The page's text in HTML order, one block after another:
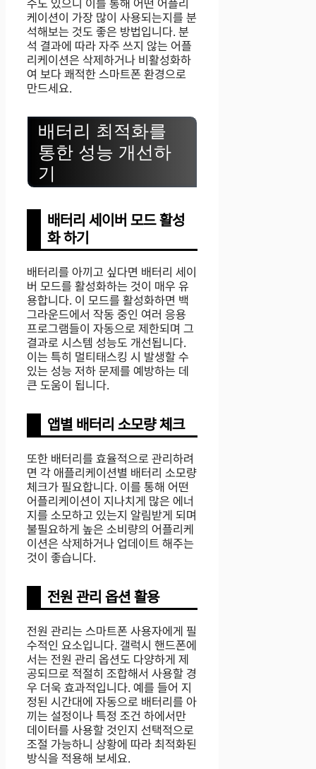
수도 있으니 이를 통해 어떤 어플리
케이션이 가장 많이 사용되는지를 분
석해보는 것도 좋은 방법입니다. 분
석 결과에 따라 자주 쓰지 않는 어플
리케이션은 삭제하거나 비활성화하
여 보다 쾌적한 스마트폰 환경으로
만드세요.
배터리 최적화를
통한 성능 개선하
기
배터리 세이버 모드 활성
화 하기
배터리를 아끼고 싶다면 배터리 세이
버 모드를 활성화하는 것이 매우 유
용합니다. 이 모드를 활성화하면 백
그라운드에서 작동 중인 여러 응용
프로그램들이 자동으로 제한되며 그
결과로 시스템 성능도 개선됩니다.
이는 특히 멀티태스킹 시 발생할 수
있는 성능 저하 문제를 예방하는 데
큰 도움이 됩니다.
앱별 배터리 소모량 체크
또한 배터리를 효율적으로 관리하려
면 각 애플리케이션별 배터리 소모량
체크가 필요합니다. 이를 통해 어떤
어플리케이션이 지나치게 많은 에너
지를 소모하고 있는지 알림받게 되며
불필요하게 높은 소비량의 어플리케
이션은 삭제하거나 업데이트 해주는
것이 좋습니다.
전원 관리 옵션 활용
전원 관리는 스마트폰 사용자에게 필
수적인 요소입니다. 갤럭시 핸드폰에
서는 전원 관리 옵션도 다양하게 제
공되므로 적절히 조합해서 사용할 경
우 더욱 효과적입니다. 예를 들어 지
정된 시간대에 자동으로 배터리를 아
끼는 설정이나 특정 조건 하에서만
데이터를 사용할 것인지 선택적으로
조절 가능하니 상황에 따라 최적화된
방식을 적용해 보세요.